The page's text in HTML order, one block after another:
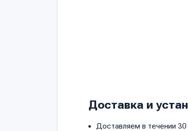
Доставка и
Доставляем в течении